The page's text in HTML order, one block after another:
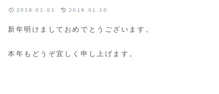
2019.01.01 2019.01.10
新年明けましておめでとうございます。
本年もどうぞ宜しく申し上げます。